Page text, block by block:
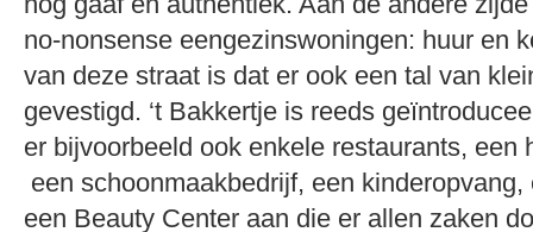
no-nonsense eengezinswoningen: huur en
van deze straat is dat er ook een tal van
gevestigd. ‘t Bakkertje is reeds
er bijvoorbeeld ook enkele restaurants, een
een schoonmaakbedrijf, een
een Beauty Center aan die er allen zaken